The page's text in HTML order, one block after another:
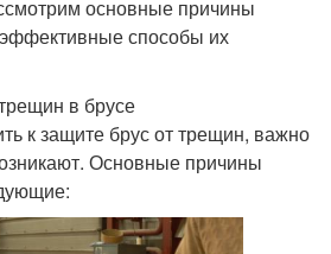
основные причины
способы их
в брусе
к защите брус от трещин, важно
Основные причины